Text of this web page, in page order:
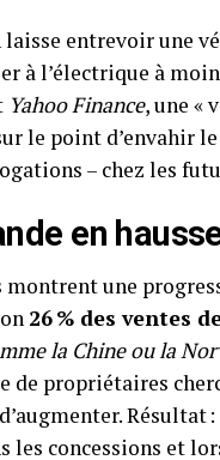
entrevoir une
à l’électrique à
Yahoo Finance, une «
le point d’envahir
– chez les
en
une
26 % des ventes
la Chine ou la
de propriétaires
les concessions et